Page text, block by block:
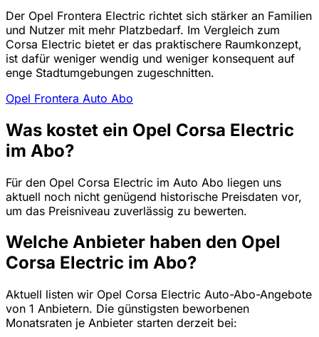
Der Opel Frontera Electric richtet sich stärker an Familien
und Nutzer mit mehr Platzbedarf. Im Vergleich zum
Corsa Electric bietet er das praktischere Raumkonzept,
ist dafür weniger wendig und weniger konsequent auf
enge Stadtumgebungen zugeschnitten.
Opel Frontera Auto Abo
Was kostet ein Opel Corsa Electric
im Abo?
Für den Opel Corsa Electric im Auto Abo liegen uns
aktuell noch nicht genügend historische Preisdaten vor,
um das Preisniveau zuverlässig zu bewerten.
Welche Anbieter haben den Opel
Corsa Electric im Abo?
Aktuell listen wir Opel Corsa Electric Auto-Abo-Angebote
von 1 Anbietern. Die günstigsten beworbenen
Monatsraten je Anbieter starten derzeit bei: